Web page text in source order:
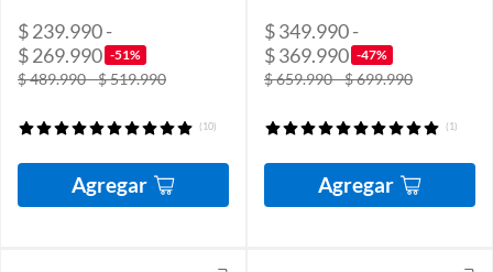
$ 239.990 -
$ 269.990 -51%
$ 489.990 - $ 519.990
(10)
Agregar
$ 349.990 -
$ 369.990 -47%
$ 659.990 - $ 699.990
(1)
Agregar